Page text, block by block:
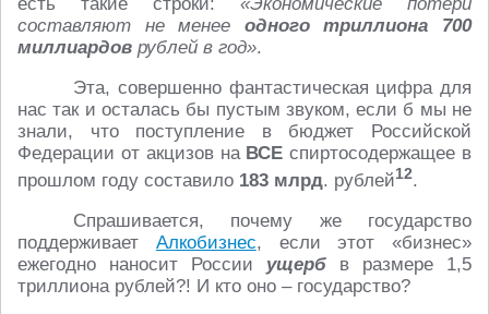
составляют не менее одного триллиона 700
миллиардов рублей в год».
Эта, совершенно фантастическая цифра для
нас так и осталась бы пустым звуком, если б мы не
знали, что поступление в бюджет Российской
Федерации от акцизов на ВСЕ спиртосодержащее в
прошлом году составило 183 млрд. рублей12.
Спрашивается, почему же государство
поддерживает Алкобизнес, если этот «бизнес»
ежегодно наносит России ущерб в размере 1,5
триллиона рублей?! И кто оно – государство?